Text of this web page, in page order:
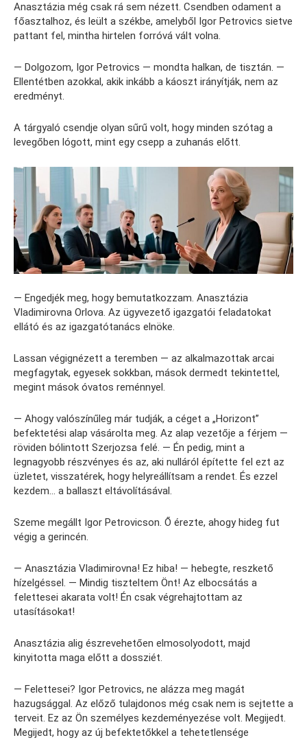
Anasztázia még csak rá sem nézett. Csendben odament a
főasztalhoz, és leült a székbe, amelyből Igor Petrovics sietve
pattant fel, mintha hirtelen forróvá vált volna.
— Dolgozom, Igor Petrovics — mondta halkan, de tisztán. —
Ellentétben azokkal, akik inkább a káoszt irányítják, nem az
eredményt.
A tárgyaló csendje olyan sűrű volt, hogy minden szótag a
levegőben lógott, mint egy csepp a zuhanás előtt.
— Engedjék meg, hogy bemutatkozzam. Anasztázia
Vladimirovna Orlova. Az ügyvezető igazgatói feladatokat
ellátó és az igazgatótanács elnöke.
Lassan végignézett a teremben — az alkalmazottak arcai
megfagytak, egyesek sokkban, mások dermedt tekintettel,
megint mások óvatos reménnyel.
— Ahogy valószínűleg már tudják, a céget a „Horizont”
befektetési alap vásárolta meg. Az alap vezetője a férjem —
röviden bólintott Szerjozsa felé. — Én pedig, mint a
legnagyobb részvényes és az, aki nulláról építette fel ezt az
üzletet, visszatérek, hogy helyreállítsam a rendet. És ezzel
kezdem… a ballaszt eltávolításával.
Szeme megállt Igor Petrovicson. Ő érezte, ahogy hideg fut
végig a gerincén.
— Anasztázia Vladimirovna! Ez hiba! — hebegte, reszkető
hízelgéssel. — Mindig tiszteltem Önt! Az elbocsátás a
felettesei akarata volt! Én csak végrehajtottam az
utasításokat!
Anasztázia alig észrevehetően elmosolyodott, majd
kinyitotta maga előtt a dossziét.
— Felettesei? Igor Petrovics, ne alázza meg magát
hazugsággal. Az előző tulajdonos még csak nem is sejtette a
terveit. Ez az Ön személyes kezdeményezése volt. Megijedt.
Megijedt, hogy az új befektetőkkel a tehetetlensége